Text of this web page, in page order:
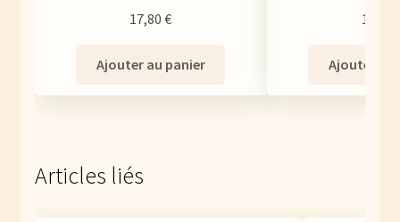
17,80€
Ajouter au panier
16,80
Ajouter au
Articles liés